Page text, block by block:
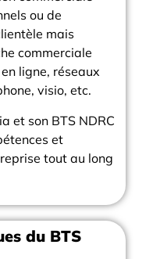
ou de
mais
commerciale
ligne, réseaux
visio, etc.
et son BTS NDRC
et
tout au long
du BTS